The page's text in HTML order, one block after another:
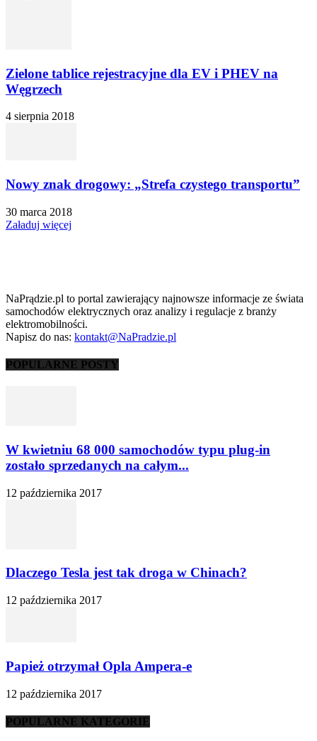
Zielone tablice rejestracyjne dla EV i PHEV na
Węgrzech
4 sierpnia 2018
Nowy znak drogowy: „Strefa czystego transportu”
30 marca 2018
Załaduj więcej
NaPrądzie.pl to portal zawierający najnowsze informacje ze świata
samochodów elektrycznych oraz analizy i regulacje z branży
elektromobilności.
Napisz do nas: kontakt@NaPradzie.pl
POPULARNE POSTY
W kwietniu 68 000 samochodów typu plug-in
zostało sprzedanych na całym...
12 października 2017
Dlaczego Tesla jest tak droga w Chinach?
12 października 2017
Papież otrzymał Opla Ampera-e
12 października 2017
POPULARNE KATEGORIE